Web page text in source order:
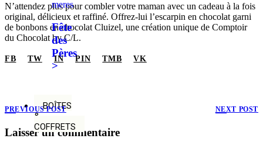
Fête
des
Pères
>
BOÎTES
&
COFFRETS
N’attendez plus pour combler votre maman avec un cadeau à la fois
original, délicieux et raffiné. Offrez-lui l’escarpin en chocolat garni
de bonbons en chocolat Cluizel, une création unique de Comptoir
du Chocolat by C/L.
FB TW IN PIN TMB VK
PREVIOUS POST NEXT POST
Laisser un commentaire